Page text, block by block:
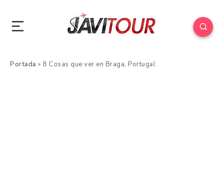
Portada » 8 Cosas que ver en Braga, Portugal